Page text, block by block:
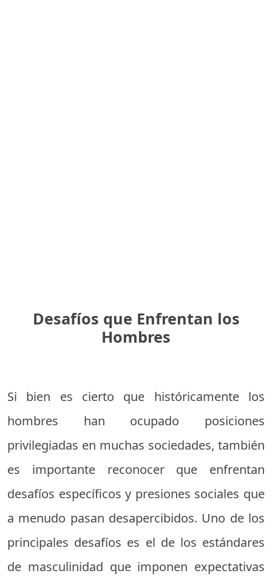
Desafíos que Enfrentan los
Hombres
Si bien es cierto que históricamente los
hombres han ocupado posiciones
privilegiadas en muchas sociedades, también
es importante reconocer que enfrentan
desafíos específicos y presiones sociales que
a menudo pasan desapercibidos. Uno de los
principales desafíos es el de los estándares
de masculinidad que imponen expectativas